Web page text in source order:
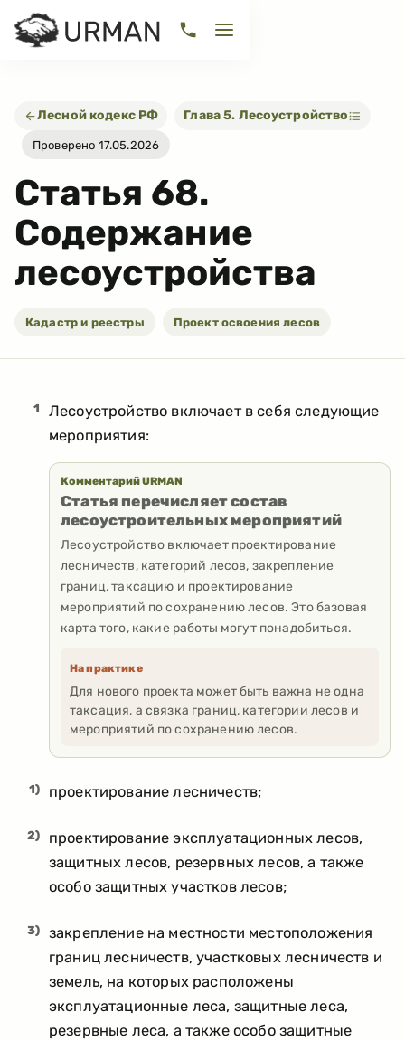
Лесной кодекс РФ Глава 5. Лесоустройство
Проверено 17.05.2026
Статья 68.
Содержание
лесоустройства
Кадастр и реестры Проект освоения лесов
1
Лесоустройство включает в себя следующие
мероприятия:
Комментарий URMAN
Статья перечисляет состав
лесоустроительных мероприятий
Лесоустройство включает проектирование
лесничеств, категорий лесов, закрепление
границ, таксацию и проектирование
мероприятий по сохранению лесов. Это базовая
карта того, какие работы могут понадобиться.
На практике
Для нового проекта может быть важна не одна
таксация, а связка границ, категории лесов и
мероприятий по сохранению лесов.
1) проектирование лесничеств;
2)
проектирование эксплуатационных лесов,
защитных лесов, резервных лесов, а также
особо защитных участков лесов;
3)
закрепление на местности местоположения
границ лесничеств, участковых лесничеств и
земель, на которых расположены
эксплуатационные леса, защитные леса,
резервные леса, а также особо защитные